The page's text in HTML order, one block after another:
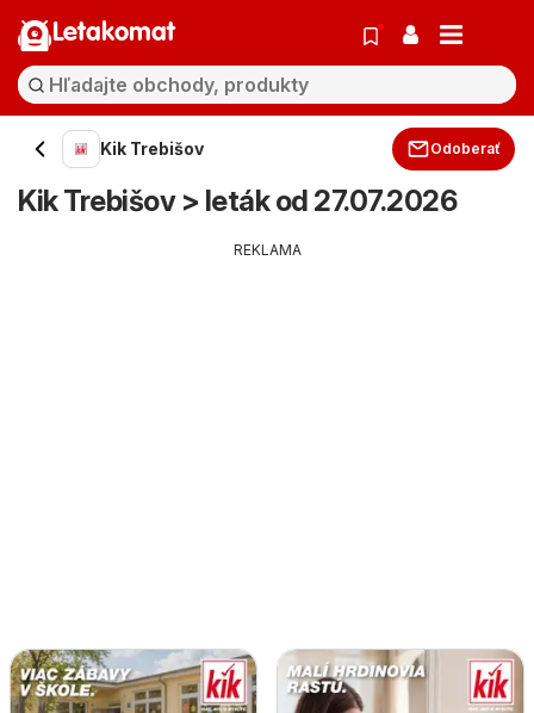
Letakomat
Kik Trebišov Odoberať
Kik Trebišov > leták od 27.07.2026
REKLAMA